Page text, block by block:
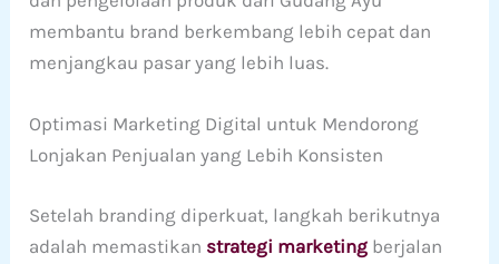
membantu brand berkembang lebih cepat dan
menjangkau pasar yang lebih luas.
Optimasi Marketing Digital untuk Mendorong
Lonjakan Penjualan yang Lebih Konsisten
Setelah branding diperkuat, langkah berikutnya
adalah memastikan strategi marketing berjalan